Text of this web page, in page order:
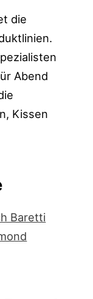
die
Abend
Kissen